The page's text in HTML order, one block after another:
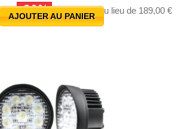
au lieu de 189,00 €
-20%
AJOUTER AU PANIER